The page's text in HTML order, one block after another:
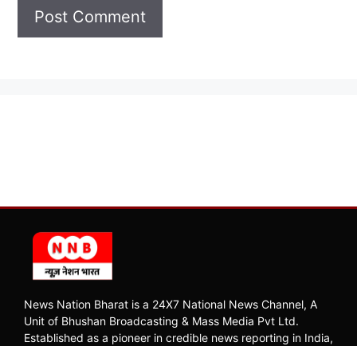
News Nation Bharat is a 24X7 National News Channel, A
Unit of Bhushan Broadcasting & Mass Media Pvt Ltd.
Established as a pioneer in credible news reporting in India,